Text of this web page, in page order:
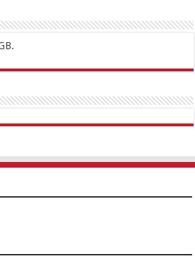
SupertotobetTipobetMatadorbetMariobet